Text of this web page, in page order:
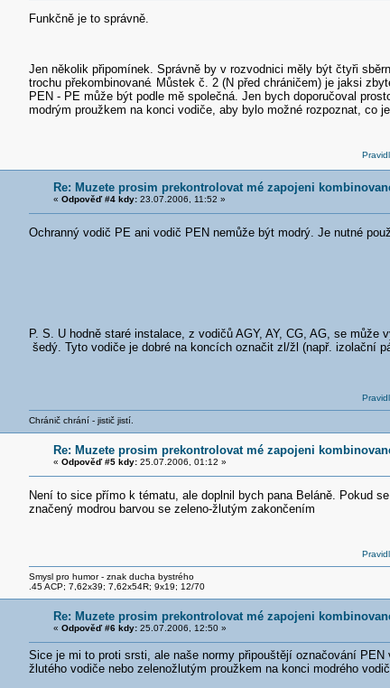
Funkčně je to správně.
Jen několik připomínek. Správně by v rozvodnici měly být čtyři
trochu překombinované. Můstek č. 2 (N před chráničem) je jaksi
PEN - PE může být podle mě společná. Jen bych doporučoval
modrým proužkem na konci vodiče, aby bylo možné rozpoznat, co
Re: Muzete prosim prekontrolovat mé zapojeni
« Odpověď #4 kdy:23.07.2006, 11:52 »
Ochranný vodič PE ani vodič PEN nemůže být modrý. Je nutné
P. S. U hodně staré instalace, z vodičů AGY, AY, CG, AG, se
šedý. Tyto vodiče je dobré na koncích označit zl/žl (např. izolační
Chránič chrání - jistič jistí.
Re: Muzete prosim prekontrolovat mé zapojeni
« Odpověď #5 kdy:25.07.2006, 01:12 »
Není to sice přímo k tématu, ale doplnil bych pana Beláně. Pokud
značený modrou barvou se zeleno-žlutým zakončením
Smysl pro humor - znak ducha bystrého
.45 ACP; 7,62x39; 7,62x54R; 9x19; 12/70
Re: Muzete prosim prekontrolovat mé zapojeni
« Odpověď #6 kdy:25.07.2006, 12:50 »
Sice je mi to proti srsti, ale naše normy připouštějí označování
žlutého vodiče nebo zelenožlutým proužkem na konci modrého